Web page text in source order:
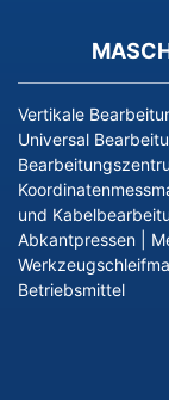
Vertikale
Universal
und
Abkantpressen
Betriebsmittel